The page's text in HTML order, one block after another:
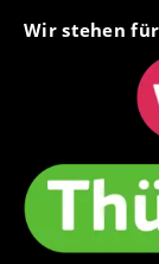
Wir stehen